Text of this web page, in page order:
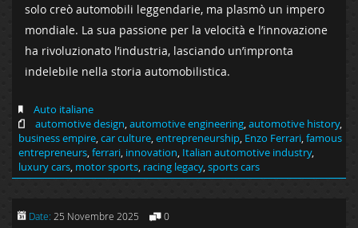
solo creò automobili leggendarie, ma plasmò un impero
mondiale. La sua passione per la velocità e l’innovazione
ha rivoluzionato l’industria, lasciando un’impronta
indelebile nella storia automobilistica.
Auto italiane
automotive design automotive engineering automotive history,
business empire car culture entrepreneurship Enzo Ferrari famous
entrepreneurs ferrari innovation Italian automotive industry,
luxury cars motor sports racing legacy, sports cars
Date: 25 Novembre 2025 0